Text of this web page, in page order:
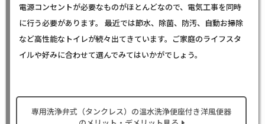
電源コンセントが必要なものがほとんどなので、電気工事を同時
に行う必要があります。 最近では節水、除菌、防汚、自動お掃除
など高性能なトイレが続々出てきています。ご家庭のライフスタ
イルや好みに合わせて選んでみてはいかがでしょう。
専用洗浄弁式（タンクレス）の温水洗浄便座付き洋風便器